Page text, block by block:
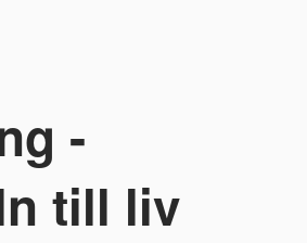
-
till liv